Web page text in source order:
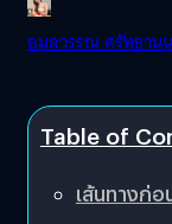
อมลวรรณ ศรัทธาน
Table of
เส้นทางก่